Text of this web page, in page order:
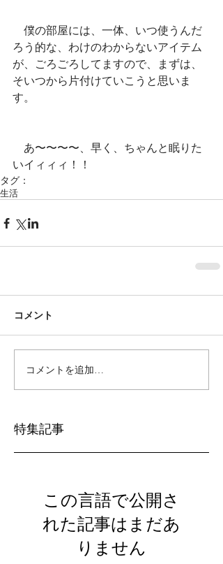
僕の部屋には、一体、いつ使うんだ
ろう的な、わけのわからないアイテム
が、ごろごろしてますので、まずは、
そいつから片付けていこうと思いま
す。
あ〜〜〜〜、早く、ちゃんと眠りた
いイィィィ！！
タグ：
生活
コメント
コメントを追加…
特集記事
この言語で公開さ
れた記事はまだあ
りません